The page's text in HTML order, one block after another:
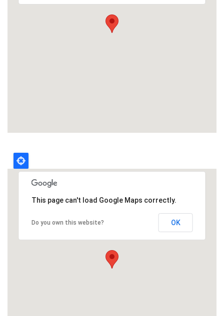
This page can't load Google Maps correctly.
Do you own this website? OK